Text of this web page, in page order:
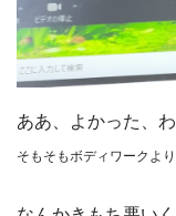
ああ、よかった、
そもそもボディワークよ